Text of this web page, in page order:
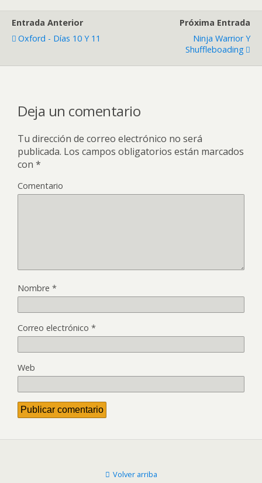
Entrada Anterior
Oxford - Días 10 Y 11
Próxima Entrada
Ninja Warrior Y
Shuffleboading
Deja un comentario
Tu dirección de correo electrónico no será
publicada. Los campos obligatorios están marcados
con *
Comentario
Nombre *
Correo electrónico *
Web
Volver arriba